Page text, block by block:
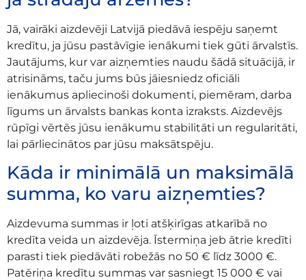
Jā, vairāki aizdevēji Latvijā piedāvā iespēju saņemt
kredītu, ja jūsu pastāvīgie ienākumi tiek gūti ārvalstīs.
Jautājums, kur var aizņemties naudu šādā situācijā, ir
atrisināms, taču jums būs jāiesniedz oficiāli
ienākumus apliecinoši dokumenti, piemēram, darba
līgums un ārvalsts bankas konta izraksts. Aizdevējs
rūpīgi vērtēs jūsu ienākumu stabilitāti un regularitāti,
lai pārliecinātos par jūsu maksātspēju.
Kāda ir minimālā un maksimālā
summa, ko varu aizņemties?
Aizdevuma summas ir ļoti atšķirīgas atkarībā no
kredīta veida un aizdevēja. Īstermiņa jeb ātrie kredīti
parasti tiek piedāvāti robežās no 50 € līdz 3000 €.
Patēriņa kredītu summas var sasniegt 15 000 € vai